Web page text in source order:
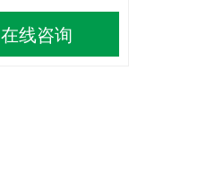
在线咨询